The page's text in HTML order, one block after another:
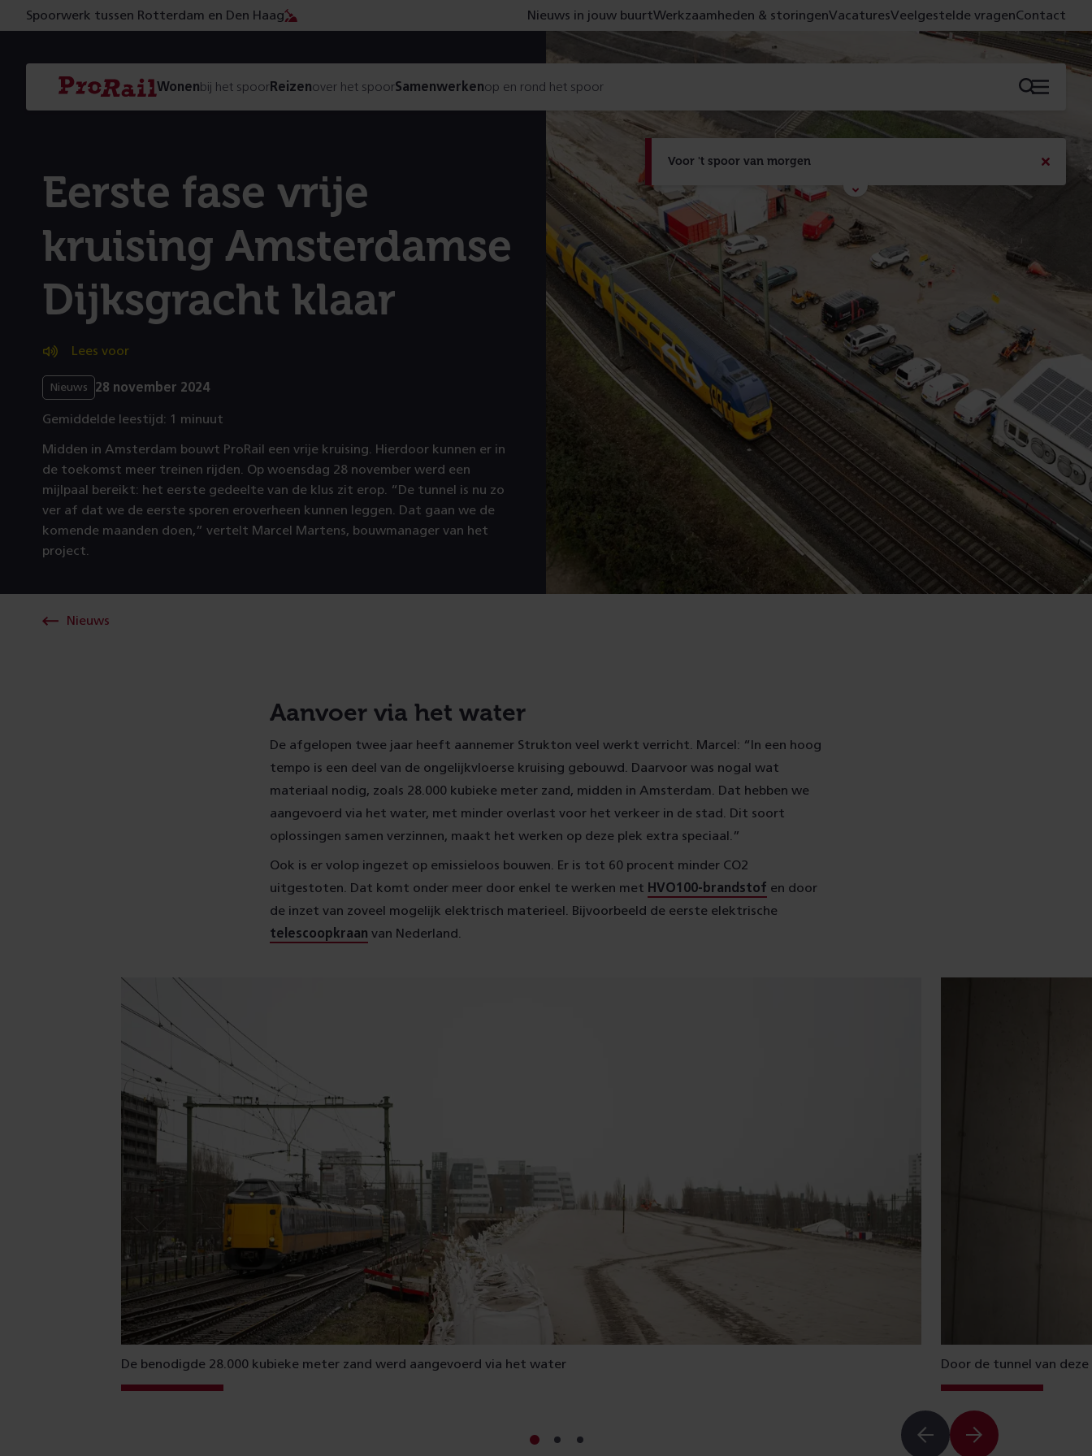
Voor 't spoor van morgen
Met de campagne 'Voor 't spoor naar morgen' laten
we zien wat er vandaag gebeurt en wat dat -
figuurlijk gezien - morgen oplevert.
Spoorwerk tussen Rotterdam en Den Haag Nieuws in jouw buurtWerkzaamheden & storingenVacaturesVeelgestelde vragenContact
Navigatie
Homepage
ProRail
Wonenbij het spoorReizenover het spoorSamenwerkenop en rond het spoor Menu
Eerste fase vrije
kruising Amsterdamse
Dijksgracht klaar
Lees voor
Nieuws 28 november 2024
Gemiddelde leestijd: 1 minuut
Midden in Amsterdam bouwt ProRail een vrije kruising. Hierdoor kunnen er in
de toekomst meer treinen rijden. Op woensdag 28 november werd een
mijlpaal bereikt: het eerste gedeelte van de klus zit erop. “De tunnel is nu zo
ver af dat we de eerste sporen eroverheen kunnen leggen. Dat gaan we de
komende maanden doen,” vertelt Marcel Martens, bouwmanager van het
project.
Nieuws
Aanvoer via het water
De afgelopen twee jaar heeft aannemer Strukton veel werkt verricht. Marcel: “In een hoog
tempo is een deel van de ongelijkvloerse kruising gebouwd. Daarvoor was nogal wat
materiaal nodig, zoals 28.000 kubieke meter zand, midden in Amsterdam. Dat hebben we
aangevoerd via het water, met minder overlast voor het verkeer in de stad. Dit soort
oplossingen samen verzinnen, maakt het werken op deze plek extra speciaal.”
Ook is er volop ingezet op emissieloos bouwen. Er is tot 60 procent minder CO2
uitgestoten. Dat komt onder meer door enkel te werken met HVO100-brandstof en door
de inzet van zoveel mogelijk elektrisch materieel. Bijvoorbeeld de eerste elektrische
telescoopkraan van Nederland.
De benodigde 28.000 kubieke meter zand werd aangevoerd via het water Door de tunnel van
Ga
Ga
Ga